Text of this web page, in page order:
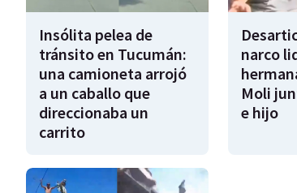
Insólita pelea de
tránsito en Tucumán:
una camioneta arrojó
a un caballo que
direccionaba un
carrito
narco
Moli
e hijo